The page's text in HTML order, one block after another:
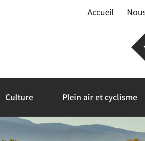
Accueil
Culture Plein air et cyclisme